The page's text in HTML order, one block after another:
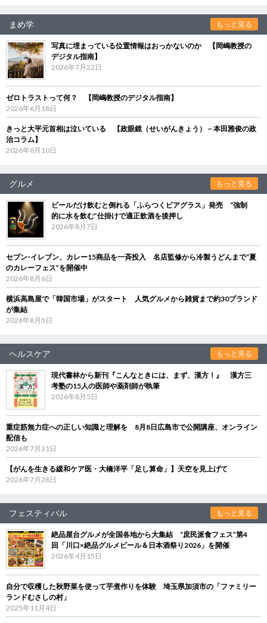
まめ学 もっと見る
写真に埋まっている位置情報はおっかないのか 【岡嶋教授の
デジタル指南】
2026年7月22日
ゼロトラストって何？ 【岡嶋教授のデジタル指南】
2026年6月18日
きっと大平元首相は泣いている 【政眼鏡（せいがんきょう）－本田雅俊の政
治コラム】
2026年6月10日
グルメ もっと見る
ビールだけ飲むと倒れる「ふらつくビアグラス」発売 “強制
的に水を飲む”仕掛けで適正飲酒を後押し
2026年8月7日
セブン‐イレブン、カレー15商品を一斉投入 名店監修から冷製うどんまで“夏
のカレーフェス”を開催中
2026年8月6日
横浜高島屋で「韓国市場」がスタート 人気グルメから雑貨まで約30ブランド
が集結
2026年8月5日
ヘルスケア もっと見る
現代書林から新刊『こんなときには、まず、漢方！』 漢方三
考塾の15人の医師や薬剤師が執筆
2026年8月5日
重症筋無力症への正しい知識と理解を 8月8日広島市で公開講座、オンライン
配信も
2026年7月31日
【がんを生きる緩和ケア医・大橋洋平「足し算命」】天空を見上げて
2026年7月28日
フェスティバル もっと見る
絶品屋台グルメが全国各地から大集結 “庶民派食フェス”第4
回「川口×絶品グルメビール＆日本酒祭り2026」を開催
2026年4月15日
自分で収穫した秋野菜を使って芋煮作りを体験 埼玉県加須市の「ファミリー
ランドむさしの村」
2025年11月4日